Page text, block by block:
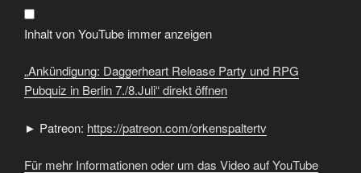
RPG
Pubquiz
in
Berlin
von
YouTube
anzeigen
Inhalt von YouTube immer anzeigen
„Ankündigung: Daggerheart Release Party und RPG
Pubquiz in Berlin 7./8.Juli“ direkt öffnen
► Patreon: https://patreon.com/orkenspaltertv
Für mehr Informationen oder um das Video auf YouTube